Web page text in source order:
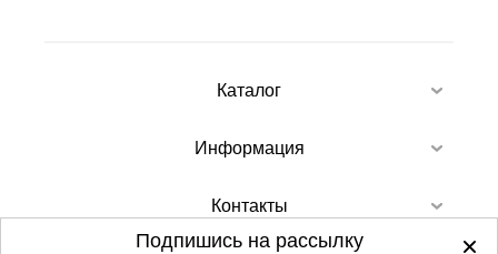
Каталог
Информация
Контакты
Подпишись на рассылку